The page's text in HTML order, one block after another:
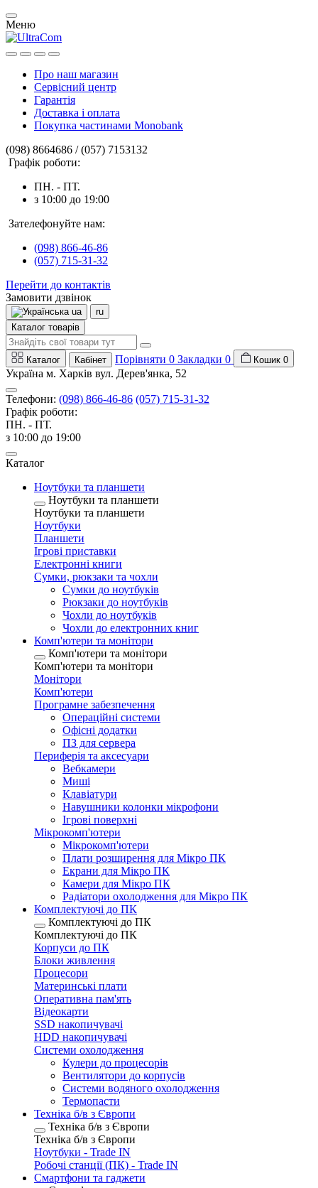
Меню
Про наш магазин
Сервісний центр
Гарантія
Доставка і оплата
Покупка частинами Monobank
(098) 8664686 / (057) 7153132
Графік роботи:
ПН. - ПТ.
з 10:00 до 19:00
Зателефонуйте нам:
(098) 866-46-86
(057) 715-31-32
Перейти до контактів
Замовити дзвінок
ua
ru
Каталог товарів
Каталог Кабінет Порівняти 0 Закладки 0 Кошик 0
Україна м. Харків вул. Дерев'янка, 52
Телефони: (098) 866-46-86 (057) 715-31-32
Графік роботи:
ПН. - ПТ.
з 10:00 до 19:00
Каталог
Ноутбуки та планшети
Ноутбуки та планшети
Ноутбуки та планшети
Ноутбуки
Планшети
Ігрові приставки
Електронні книги
Сумки, рюкзаки та чохли
Сумки до ноутбуків
Рюкзаки до ноутбуків
Чохли до ноутбуків
Чохли до електронних книг
Комп'ютери та монітори
Комп'ютери та монітори
Комп'ютери та монітори
Монітори
Комп'ютери
Програмне забезпечення
Операційні системи
Офісні додатки
ПЗ для сервера
Периферія та аксесуари
Вебкамери
Миші
Клавіатури
Навушники колонки мікрофони
Ігрові поверхні
Мікрокомп'ютери
Мікрокомп'ютери
Плати розширення для Мікро ПК
Екрани для Мікро ПК
Камери для Мікро ПК
Радіатори охолодження для Мікро ПК
Комплектуючі до ПК
Комплектуючі до ПК
Комплектуючі до ПК
Корпуси до ПК
Блоки живлення
Процесори
Материнські плати
Оперативна пам'ять
Відеокарти
SSD накопичувачі
HDD накопичувачі
Системи охолодження
Кулери до процесорів
Вентилятори до корпусів
Системи водяного охолодження
Термопасти
Техніка б/в з Європи
Техніка б/в з Європи
Техніка б/в з Європи
Ноутбуки - Trade IN
Робочі станції (ПК) - Trade IN
Смартфони та гаджети